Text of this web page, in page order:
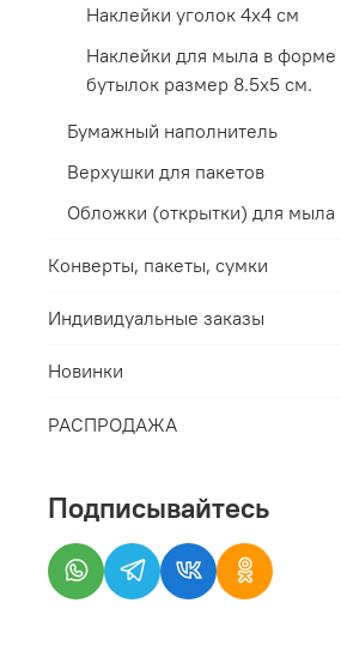
Наклейки уголок 4х4 см
Наклейки для мыла в форме
бутылок размер 8.5х5 см.
Бумажный наполнитель
Верхушки для пакетов
Обложки (открытки) для мыла
Конверты, пакеты, сумки
Индивидуальные заказы
Новинки
РАСПРОДАЖА
Подписывайтесь